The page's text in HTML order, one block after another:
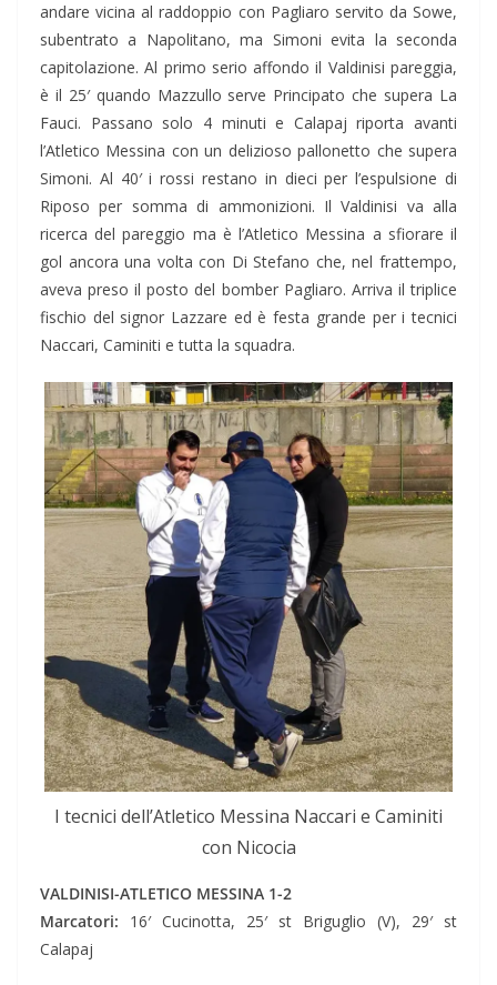
andare vicina al raddoppio con Pagliaro servito da Sowe,
subentrato a Napolitano, ma Simoni evita la seconda
capitolazione. Al primo serio affondo il Valdinisi pareggia,
è il 25′ quando Mazzullo serve Principato che supera La
Fauci. Passano solo 4 minuti e Calapaj riporta avanti
l’Atletico Messina con un delizioso pallonetto che supera
Simoni. Al 40′ i rossi restano in dieci per l’espulsione di
Riposo per somma di ammonizioni. Il Valdinisi va alla
ricerca del pareggio ma è l’Atletico Messina a sfiorare il
gol ancora una volta con Di Stefano che, nel frattempo,
aveva preso il posto del bomber Pagliaro. Arriva il triplice
fischio del signor Lazzare ed è festa grande per i tecnici
Naccari, Caminiti e tutta la squadra.
I tecnici dell’Atletico Messina Naccari e Caminiti
con Nicocia
VALDINISI-ATLETICO MESSINA 1-2
Marcatori: 16′ Cucinotta, 25′ st Briguglio (V), 29′ st
Calapaj